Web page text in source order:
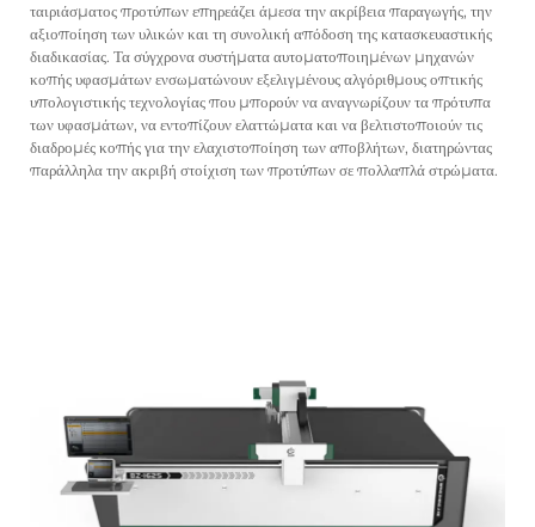
ταιριάσματος προτύπων επηρεάζει άμεσα την ακρίβεια παραγωγής, την
αξιοποίηση των υλικών και τη συνολική απόδοση της κατασκευαστικής
διαδικασίας. Τα σύγχρονα συστήματα αυτοματοποιημένων μηχανών
κοπής υφασμάτων ενσωματώνουν εξελιγμένους αλγόριθμους οπτικής
υπολογιστικής τεχνολογίας που μπορούν να αναγνωρίζουν τα πρότυπα
των υφασμάτων, να εντοπίζουν ελαττώματα και να βελτιστοποιούν τις
διαδρομές κοπής για την ελαχιστοποίηση των αποβλήτων, διατηρώντας
παράλληλα την ακριβή στοίχιση των προτύπων σε πολλαπλά στρώματα.